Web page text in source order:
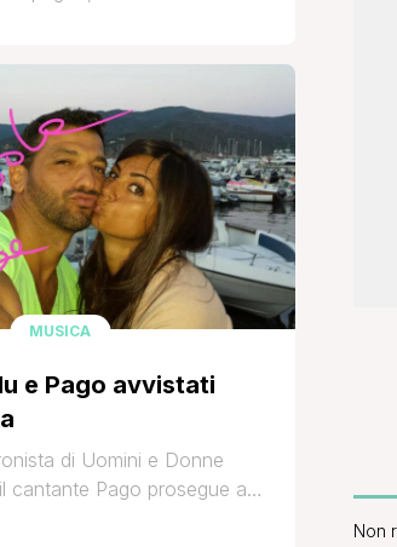
MUSICA
e Pago avvistati
di Uomini e Donne
cantante Pago prosegue a
Non